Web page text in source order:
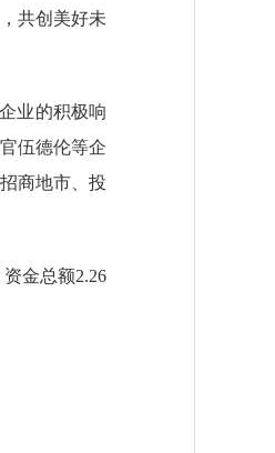
共创美好未
业的积极响
伍德伦等企
商地市、投
金总额2.26